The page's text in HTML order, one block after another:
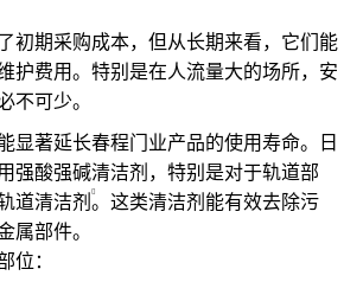
初期采购成本，但从长期来看，它们能
护费用。特别是在人流量大的场所，安
不可少。
显著延长春程门业产品的使用寿命。日
强酸强碱清洁剂，特别是对于轨道部
道清洁剂 。这类清洁剂能有效去除污
属部件。
位：